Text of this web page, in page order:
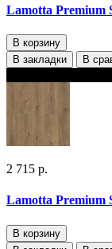
Lamotta Premium
В корзину
В закладки
В
2 715 р.
Lamotta Premium
В корзину